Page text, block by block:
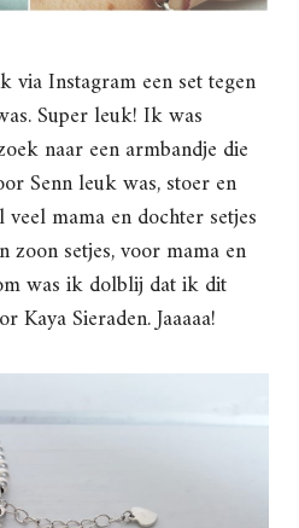
via Instagram een set tegen
Super leuk! Ik was
naar een armbandje die
Senn leuk was, stoer en
mama en dochter setjes
zoon setjes, voor mama en
was ik dolblij dat ik dit
Kaya Sieraden. Jaaaaa!